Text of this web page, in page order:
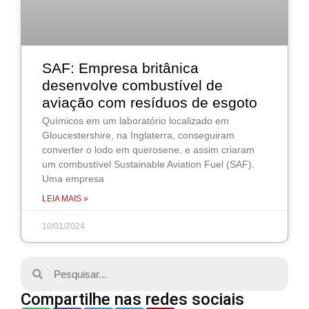
SAF: Empresa britânica
desenvolve combustível de
aviação com resíduos de esgoto
Químicos em um laboratório localizado em
Gloucestershire, na Inglaterra, conseguiram
converter o lodo em querosene, e assim criaram
um combustível Sustainable Aviation Fuel (SAF).
Uma empresa
LEIA MAIS »
10/01/2024
Compartilhe nas redes sociais